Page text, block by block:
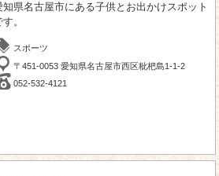
知県名古屋市にある子供とお出かけスポット
。
スポーツ
〒451-0053 愛知県名古屋市西区枇杷島1-1-2
052-532-4121